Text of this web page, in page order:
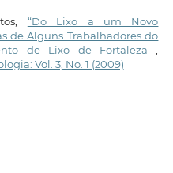
“Do Lixo a um Novo
de Alguns Trabalhadores do
de Lixo de Fortaleza
Vol. 3, No. 1 (2009)